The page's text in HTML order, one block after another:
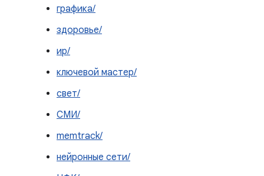
графика/
здоровье/
ир/
ключевой мастер/
свет/
СМИ/
memtrack/
нейронные сети/